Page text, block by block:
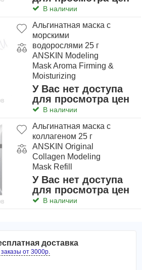
масло, цетиловый
20 глицерил триизостеарат,
полиэтилен,
ароматизатор, токоферола
алоэ, вода, экстракт плодов
сорбат калия, бензоат
бутилпарабен, этилпарабен,
В наличии
Альгинатная маска с
морскими
водорослями 25 г
ANSKIN Modeling
Mask Aroma Firming &
Moisturizing
У Вас нет доступа
для просмотра цен
В наличии
Альгинатная маска с
коллагеном 25 г
ANSKIN Original
Collagen Modeling
Mask Refill
У Вас нет доступа
для просмотра цен
В наличии
доставка
от 3000р.